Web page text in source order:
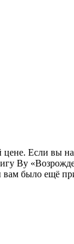
Если вы
Ву
было ещё